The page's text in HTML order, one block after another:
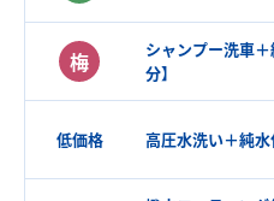
梅
シャンプー洗車
分】
低価格 高圧水洗い＋純水